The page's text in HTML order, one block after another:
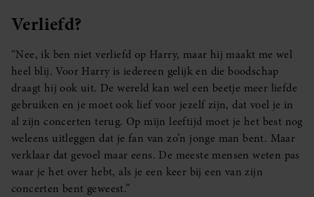
Verliefd?
“Nee, ik ben niet verliefd op Harry, maar hij maakt me wel
heel blij. Voor Harry is iedereen gelijk en die boodschap
draagt hij ook uit. De wereld kan wel een beetje meer liefde
gebruiken en je moet ook lief voor jezelf zijn, dat voel je in
al zijn concerten terug. Op mijn leeftijd moet je het best nog
weleens uitleggen dat je fan van zo’n jonge man bent. Maar
verklaar dat gevoel maar eens. De meeste mensen weten pas
waar je het over hebt, als je een keer bij een van zijn
concerten bent geweest.”